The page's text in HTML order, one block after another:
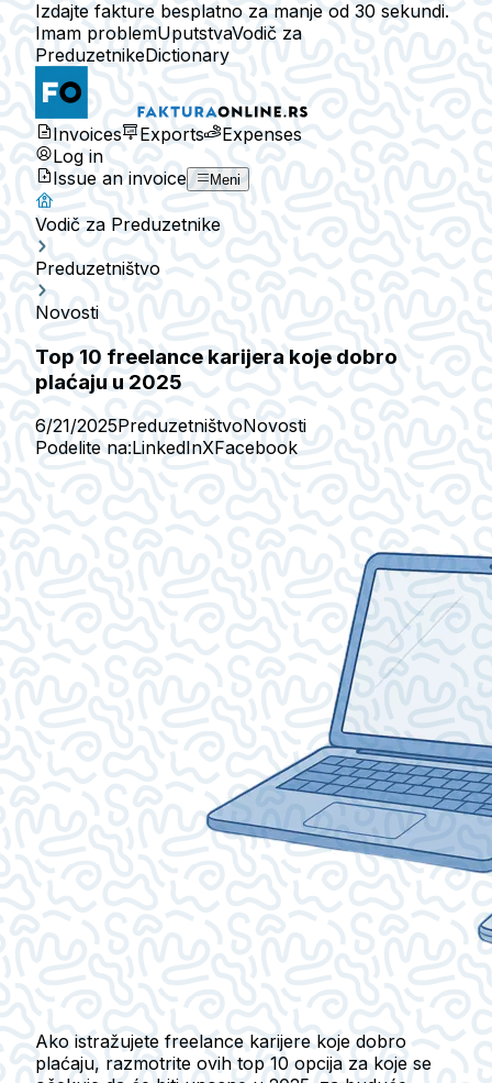
Izdajte fakture besplatno za manje od 30 sekundi.
Imam problemUputstvaVodič za
PreduzetnikeDictionary
Invoices Exports
Expenses
Log in
Issue an invoice
Meni
Vodič za Preduzetnike
Preduzetništvo
Novosti
Top 10 freelance karijera koje dobro
plaćaju u 2025
6/21/2025PreduzetništvoNovosti
Podelite na:LinkedInXFacebook
Ako istražujete freelance karijere koje dobro
plaćaju, razmotrite ovih top 10 opcija za koje se